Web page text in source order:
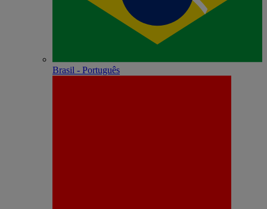
Brasil - Português